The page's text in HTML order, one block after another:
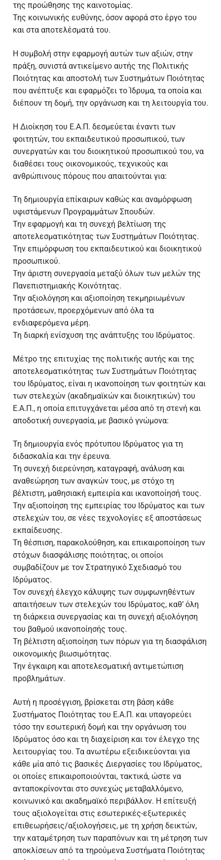
της προώθησης της καινοτομίας.
Της κοινωνικής ευθύνης, όσον αφορά στο έργο του
και στα αποτελέσματά του.
Η συμβολή στην εφαρμογή αυτών των αξιών, στην
πράξη, συνιστά αντικείμενο αυτής της Πολιτικής
Ποιότητας και αποστολή των Συστημάτων Ποιότητας
που ανέπτυξε και εφαρμόζει το Ίδρυμα, τα οποία και
διέπουν τη δομή, την οργάνωση και τη λειτουργία του.
Η Διοίκηση του Ε.Α.Π. δεσμεύεται έναντι των
φοιτητών, του εκπαιδευτικού προσωπικού, των
συνεργατών και του διοικητικού προσωπικού του, να
διαθέσει τους οικονομικούς, τεχνικούς και
ανθρώπινους πόρους που απαιτούνται για:
Τη δημιουργία επίκαιρων καθώς και αναμόρφωση
υφιστάμενων Προγραμμάτων Σπουδών.
Την εφαρμογή και τη συνεχή βελτίωση της
αποτελεσματικότητας των Συστημάτων Ποιότητας.
Την επιμόρφωση του εκπαιδευτικού και διοικητικού
προσωπικού.
Την άριστη συνεργασία μεταξύ όλων των μελών της
Πανεπιστημιακής Κοινότητας.
Την αξιολόγηση και αξιοποίηση τεκμηριωμένων
προτάσεων, προερχόμενων από όλα τα
ενδιαφερόμενα μέρη.
Τη διαρκή ενίσχυση της ανάπτυξης του Ιδρύματος.
Μέτρο της επιτυχίας της πολιτικής αυτής και της
αποτελεσματικότητας των Συστημάτων Ποιότητας
του Ιδρύματος, είναι η ικανοποίηση των φοιτητών και
των στελεχών (ακαδημαϊκών και διοικητικών) του
Ε.Α.Π., η οποία επιτυγχάνεται μέσα από τη στενή και
αποδοτική συνεργασία, με βασικό γνώμονα:
Τη δημιουργία ενός πρότυπου Ιδρύματος για τη
διδασκαλία και την έρευνα.
Τη συνεχή διερεύνηση, καταγραφή, ανάλυση και
αναθεώρηση των αναγκών τους, με στόχο τη
βέλτιστη, μαθησιακή εμπειρία και ικανοποίησή τους.
Την αξιοποίηση της εμπειρίας του Ιδρύματος και των
στελεχών του, σε νέες τεχνολογίες εξ αποστάσεως
εκπαίδευσης.
Τη θέσπιση, παρακολούθηση, και επικαιροποίηση των
στόχων διασφάλισης ποιότητας, οι οποίοι
συμβαδίζουν με τον Στρατηγικό Σχεδιασμό του
Ιδρύματος.
Τον συνεχή έλεγχο κάλυψης των συμφωνηθέντων
απαιτήσεων των στελεχών του Ιδρύματος, καθ’ όλη
τη διάρκεια συνεργασίας και τη συνεχή αξιολόγηση
του βαθμού ικανοποίησής τους.
Τη βέλτιστη αξιοποίηση των πόρων για τη διασφάλιση
οικονομικής βιωσιμότητας.
Την έγκαιρη και αποτελεσματική αντιμετώπιση
προβλημάτων.
Αυτή η προσέγγιση, βρίσκεται στη βάση κάθε
Συστήματος Ποιότητας του Ε.Α.Π. και υπαγορεύει
τόσο την εσωτερική δομή και την οργάνωση του
Ιδρύματος όσο και τη διαχείριση και τον έλεγχο της
λειτουργίας του. Τα ανωτέρω εξειδικεύονται για
κάθε μία από τις βασικές Διεργασίες του Ιδρύματος,
οι οποίες επικαιροποιούνται, τακτικά, ώστε να
ανταποκρίνονται στο συνεχώς μεταβαλλόμενο,
κοινωνικό και ακαδημαϊκό περιβάλλον. Η επίτευξή
τους αξιολογείται στις εσωτερικές-εξωτερικές
επιθεωρήσεις/αξιολογήσεις, με τη χρήση δεικτών,
την καταμέτρηση των παραπόνων και τη μέτρηση των
αποκλίσεων από τα τηρούμενα Συστήματα Ποιότητας